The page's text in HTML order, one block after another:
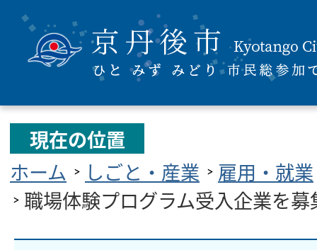
現在の位置
ホーム
しごと・産業
雇用・就業
職場体験プログラム受入企業を